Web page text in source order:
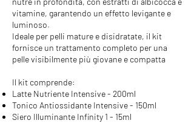
vitamine, garantendo un effetto levigante e
luminoso.
Ideale per pelli mature e disidratate, il kit
fornisce un trattamento completo per una
pelle visibilmente più giovane e compatta
Il kit comprende:
Latte Nutriente Intensive - 200ml
Tonico Antiossidante Intensive - 150ml
Siero Illuminante Infinity 1 - 15ml